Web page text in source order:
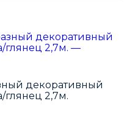
декоративный
2,7м.